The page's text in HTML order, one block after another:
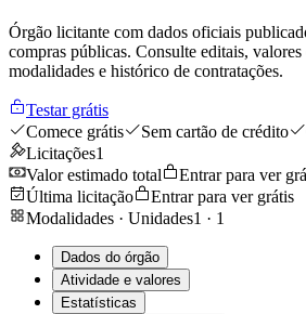
Órgão licitante com dados oficiais
compras públicas. Consulte editais, valores
modalidades e histórico de contratações.
Testar grátis
Comece grátis
Sem cartão de crédito
Licitações1
Valor estimado total
Entrar para ver
Última licitação
Entrar para ver grátis
Modalidades · Unidades1 · 1
Dados do órgão
Atividade e valores
Estatísticas